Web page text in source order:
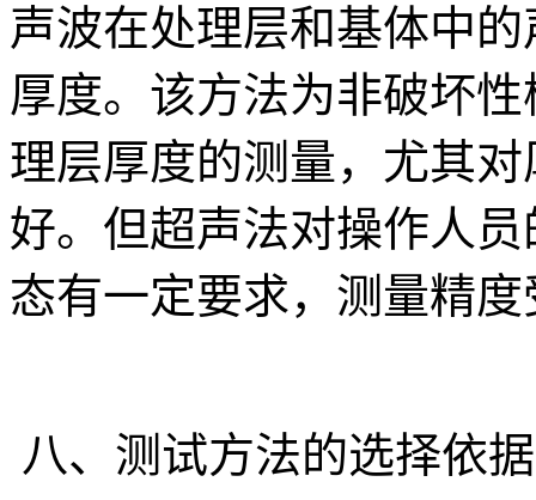
声波在处理层和基体中
厚度。该方法为非破坏
理层厚度的测量，尤其
好。但超声法对操作人
态有一定要求，测量精
八、测试方法的选择依据